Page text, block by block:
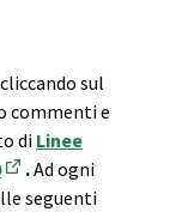
sul
commenti e
di Linee
(Apre in una nuova
.Ad ogni
seguenti